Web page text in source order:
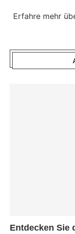
Erfahre mehr
Entdecken Sie